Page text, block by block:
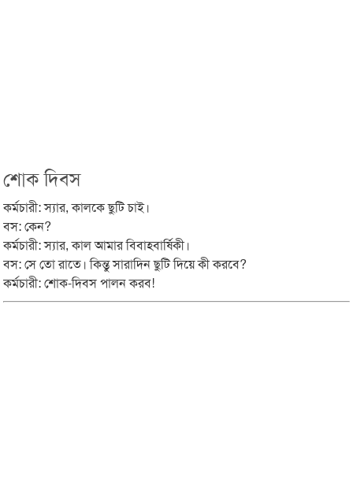
শোক দিবস
কর্মচারী: স্যার, কালকে ছুটি চাই।
বস: কেন?
কর্মচারী: স্যার, কাল আমার বিবাহবার্ষিকী।
বস: সে তো রাতে। কিন্তু সারাদিন ছুটি দিয়ে কী করবে?
কর্মচারী: শোক-দিবস পালন করব!